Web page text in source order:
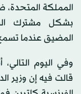
المملكة
بشكل مشترك
المضيق عندما
وفي اليوم التالي،
قالت فيه إن وزير